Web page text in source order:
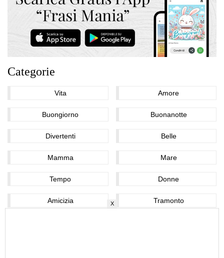
Categorie
Vita Amore
Buongiorno Buonanotte
Divertenti Belle
Mamma Mare
Tempo Donne
Amicizia Tramonto
X